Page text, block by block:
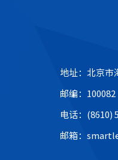
地址：北京市
邮编：100082
电话：(8610)
邮箱：